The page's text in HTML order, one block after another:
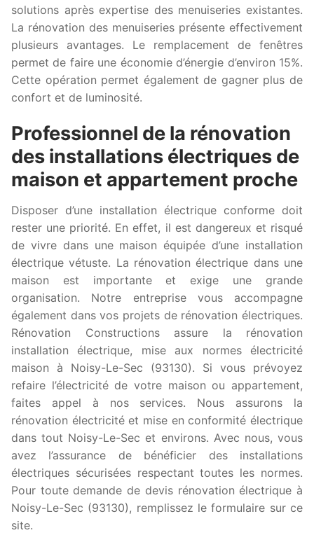
solutions après expertise des menuiseries existantes.
La rénovation des menuiseries présente effectivement
plusieurs avantages. Le remplacement de fenêtres
permet de faire une économie d’énergie d’environ 15%.
Cette opération permet également de gagner plus de
confort et de luminosité.
Professionnel de la rénovation
des installations électriques de
maison et appartement proche
Disposer d’une installation électrique conforme doit
rester une priorité. En effet, il est dangereux et risqué
de vivre dans une maison équipée d’une installation
électrique vétuste. La rénovation électrique dans une
maison est importante et exige une grande
organisation. Notre entreprise vous accompagne
également dans vos projets de rénovation électriques.
Rénovation Constructions assure la rénovation
installation électrique, mise aux normes électricité
maison à Noisy-Le-Sec (93130). Si vous prévoyez
refaire l’électricité de votre maison ou appartement,
faites appel à nos services. Nous assurons la
rénovation électricité et mise en conformité électrique
dans tout Noisy-Le-Sec et environs. Avec nous, vous
avez l’assurance de bénéficier des installations
électriques sécurisées respectant toutes les normes.
Pour toute demande de devis rénovation électrique à
Noisy-Le-Sec (93130), remplissez le formulaire sur ce
site.